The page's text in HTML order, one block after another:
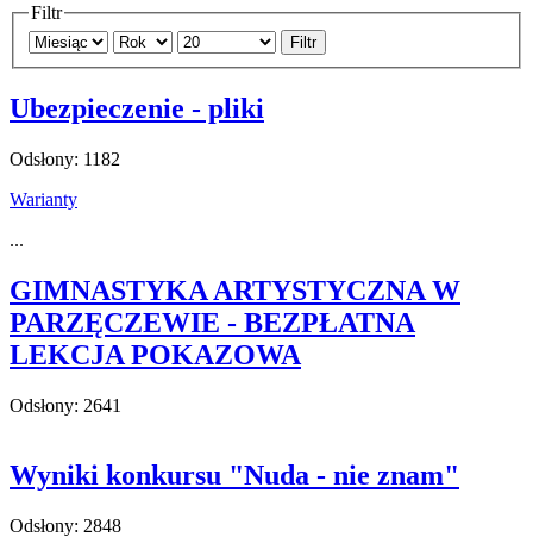
Filtr
Filtr
Ubezpieczenie - pliki
Odsłony: 1182
Warianty
...
GIMNASTYKA ARTYSTYCZNA W
PARZĘCZEWIE - BEZPŁATNA
LEKCJA POKAZOWA
Odsłony: 2641
Wyniki konkursu "Nuda - nie znam"
Odsłony: 2848